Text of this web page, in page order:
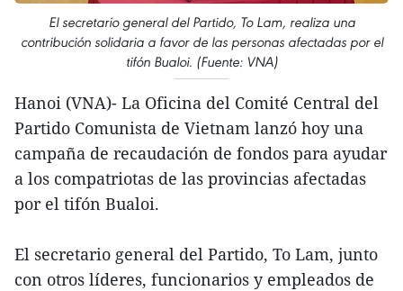
El secretario general del Partido, To Lam, realiza una
contribución solidaria a favor de las personas afectadas por el
tifón Bualoi. (Fuente: VNA)
Hanoi (VNA)- La Oficina del Comité Central del
Partido Comunista de Vietnam lanzó hoy una
campaña de recaudación de fondos para ayudar
a los compatriotas de las provincias afectadas
por el tifón Bualoi.
El secretario general del Partido, To Lam, junto
con otros líderes, funcionarios y empleados de